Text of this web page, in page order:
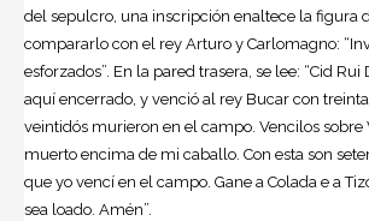
del sepulcro, una inscripción enaltece la figura
compararlo con el rey Arturo y Carlomagno:
esforzados”. En la pared trasera, se lee: “Cid Rui
aquí encerrado, y venció al rey Bucar con
veintidós murieron en el campo. Vencilos sobre
muerto encima de mi caballo. Con esta son
que yo vencí en el campo. Gane a Colada e a
sea loado. Amén”.